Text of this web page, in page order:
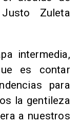
Zuleta
intermedia,
es contar
para
la gentileza
a nuestros